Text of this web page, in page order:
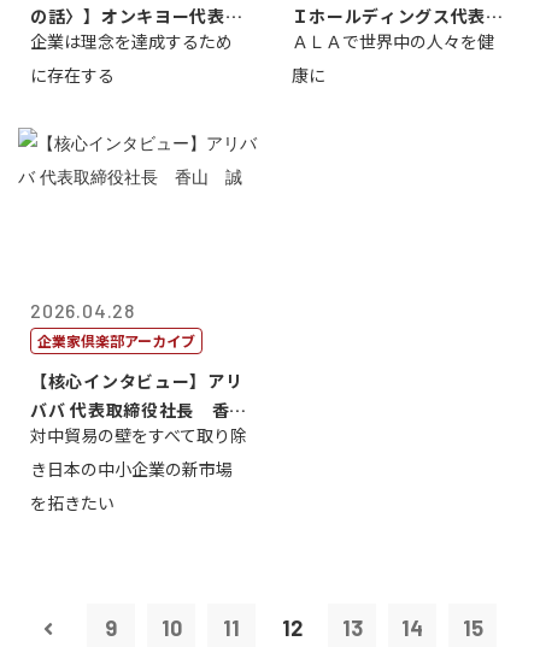
の話〉】オンキヨー代表取
締役会長兼社...
企業は理念を達成するため
に存在する
Ｉホールディングス代表取
締役執行役員...
ＡＬＡで世界中の人々を健
康に
2026.04.28
企業家倶楽部アーカイブ
【核心インタビュー】アリ
ババ 代表取締役社長 香
山 誠
対中貿易の壁をすべて取り除
き日本の中小企業の新市場
を拓きたい
9 10 11 12 13 14 15